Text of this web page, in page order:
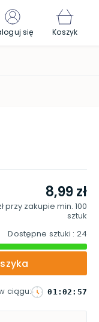
się Koszyk
8,99 zł
przy zakupie min. 100
sztuk
Dostępne sztuki : 24
ciągu: 01: 02 : 56